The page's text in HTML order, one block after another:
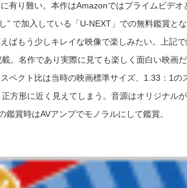
有り難い。本作はAmazonではプライムビデ
” で加入している「U-NEXT」での無料鑑賞と
ばもう少しキレイな映像で楽しみたい。上記
。名作であり実際に見ても楽しく面白い映画
ペクト比は当時の映画標準サイズ、1.33：1の
方形に近く見えてしまう。音源はオリジナル
賞時はAVアンプでモノラルにして鑑賞。